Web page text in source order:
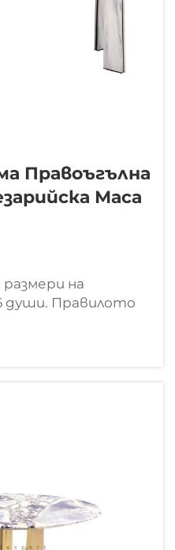
Правоъгълна
Маса
на
души. Правилото
основа за
на
хора са